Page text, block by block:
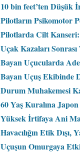
10 bin feet’ten
Pilotların Psikomotor
Pilotlarda Cilt
Uçak Kazaları
Bayan Uçucularda
Bayan Uçuş Ekibinde
Durum Muhakemesi
60 Yaş Kuralına
Yüksek İrtifaya Ani
Havacılığın Etik Dışı,
Uçuşun Omurgaya